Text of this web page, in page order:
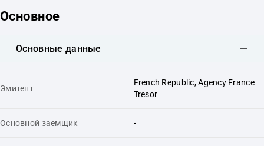
Основное
Основные данные
Эмитент
French Republic, Agency France
Tresor
Основной заемщик -